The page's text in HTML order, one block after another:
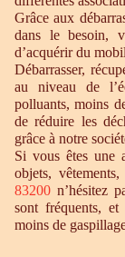
Grâce aux
dans le besoin,
d’acquérir du
Débarrasser,
au niveau de
polluants, moins
de réduire les
grâce à notre
Si vous êtes une
objets,
83200 n’hésitez
sont fréquents,
moins de